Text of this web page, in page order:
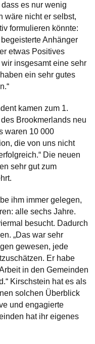
es nur wenig
wäre nicht er selbst,
formulieren könnte:
Anhänger
etwas Positives
insgesamt eine sehr
ein sehr gutes
kamen zum 1.
Brookmerlands neu
waren 10 000
die von uns nicht
Die neuen
sehr gut zum
ihm immer gelegen,
alle sechs Jahre.
besucht. Dadurch
„Das war sehr
gewesen, jede
Er habe
in den Gemeinden
Kirschstein hat es als
solchen Überblick
und engagierte
hat ihr eigenes